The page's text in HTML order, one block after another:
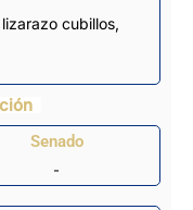
cubillos,
Senado
-